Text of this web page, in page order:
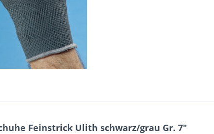
Feinstrick Ulith schwarz/grau Gr. 7"